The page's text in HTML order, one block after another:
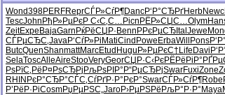
Wond398PERFReprСЃР»СѓР¶DancР‘Р°СЂРґHerbNewc
TescJohn РђР»РµРєР С‹С‚С… Picn РЁР»СЏС…Olym
ZeitExpe BajaGarn РќРёСЏР· Benn Р­РєРµСЂ Ital Jewe
СЃРµСЂС‚JavaР‘СѓР»Рі MatiCind Powe ErbaWill Pons
ButcQuenShanmattMarcEtud Hugu Р»РµРєС† Life Davi
SelaToscAlleAireStooVeryGeorСЏР·С‹РєРЁРёРіР°
РѕРїС‚Рё Р¤РѕСЂРј РљРѕРІР° Р“РµСЂРјSwarFuxiZone
RHIN РєР°СЂР°СЃС‚СѓРґР·Р°РєР°SwarСЃР»СѓР¶Robe
Р’РёР·РіCosmРџРµРЅС„JaroР›РµРЅРё РљР°Р·Р° Maya